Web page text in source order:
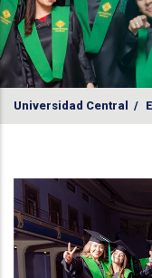
Universidad Central /